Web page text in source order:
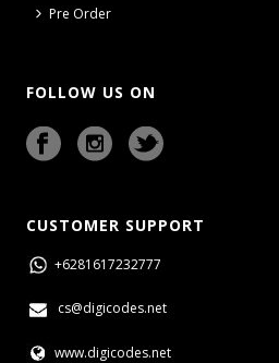
Pre Order
FOLLOW US ON
CUSTOMER SUPPORT
+6281617232777
cs@digicodes.net
www.digicodes.net